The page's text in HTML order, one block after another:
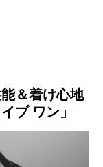
ン「エコ・ドライブ ワ
＆着け心地
ブ ワン」